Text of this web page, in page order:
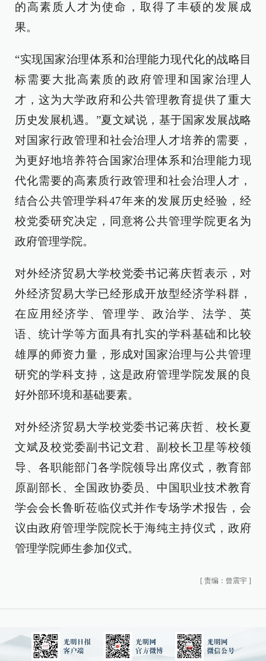
的高素质人才为使命，取得了丰硕的发展成
果。
“实现国家治理体系和治理能力现代化的战略目
标需要大批高素质的政府管理和国家治理人
才，这为大学政府和公共管理教育提供了重大
历史发展机遇。”夏文斌说，基于国家发展战略
对国家行政管理和社会治理人才培养的需要，
为更好地培养符合国家治理体系和治理能力现
代化需要的高素质行政管理和社会治理人才，
结合公共管理学科47年来的发展历史经验，经
校党委研究决定，同意将公共管理学院更名为
政府管理学院。
对外经济贸易大学校党委书记蒋庆哲表示，对
外经济贸易大学已经形成开放型经济学科群，
在应用经济学、管理学、政治学、法学、英
语、统计学等方面具有扎实的学科基础和比较
雄厚的师资力量，形成对国家治理与公共管理
研究的学科支持，这是政府管理学院发展的良
好外部环境和基础要素。
对外经济贸易大学校党委书记蒋庆哲、校长夏
文斌及校党委副书记文君、副校长卫星等校领
导、各职能部门各学院领导出席仪式，教育部
原副部长、全国政协委员、中国职业技术教育
学会会长鲁昕莅临仪式并作专场学术报告，会
议由政府管理学院院长于海纯主持仪式，政府
管理学院师生参加仪式。
[ 责编：曾震宇 ]